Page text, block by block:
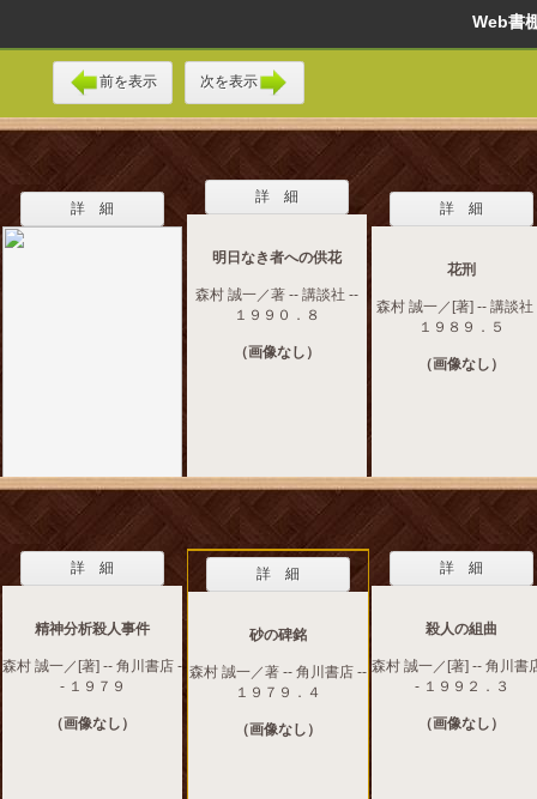
Web
前を表示 次を表示
詳 細
詳 細
明日なき者への供花
森村 誠一／著 -- 講談社 --
１９９０．８
（画像なし）
詳 細
花刑
森村 誠一／[著] -- 講談社
１９８９．５
（画像なし）
詳 細
精神分析殺人事件
森村 誠一／[著] -- 角川書店 -
- １９７９
（画像なし）
詳 細
砂の碑銘
森村 誠一／著 -- 角川書店 --
１９７９．４
（画像なし）
詳 細
殺人の組曲
森村 誠一／[著] -- 角川書
- １９９２．３
（画像なし）